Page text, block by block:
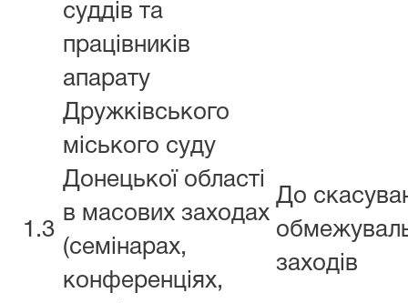
1.3
суддів та
працівників
апарату
Дружківського
міського суду
Донецької області
в масових заходах
(семінарах,
конференціях,
До
заходів